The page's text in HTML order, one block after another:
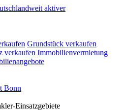
Grundstück verkaufen
verkaufen Immobilienvermietung
Bonn